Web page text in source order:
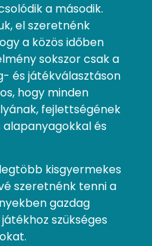
a második.
el szeretnénk
a közös időben
sokszor csak a
és játékválasztáson
hogy minden
fejlettségének
és
kisgyermekes
szeretnénk tenni a
gazdag
szükséges